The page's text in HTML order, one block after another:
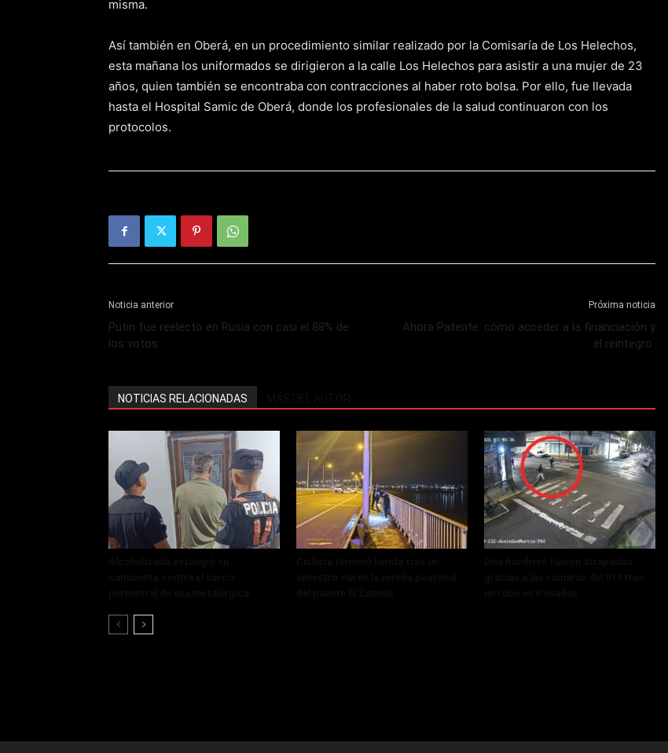
misma.
Así también en Oberá, en un procedimiento similar realizado por la Comisaría de Los Helechos,
esta mañana los uniformados se dirigieron a la calle Los Helechos para asistir a una mujer de 23
años, quien también se encontraba con contracciones al haber roto bolsa. Por ello, fue llevada
hasta el Hospital Samic de Oberá, donde los profesionales de la salud continuaron con los
protocolos.
Noticia anterior
Putin fue reelecto en Rusia con casi el 88% de
los votos
Próxima noticia
Ahora Patente: cómo acceder a la financiación y
el reintegro
NOTICIAS RELACIONADAS